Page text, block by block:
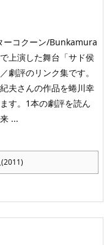
ーコクーン/Bunkamura
上演した舞台「サド侯
劇評のリンク集です。
夫さんの作品を蜷川幸
す。1本の劇評を読ん
...